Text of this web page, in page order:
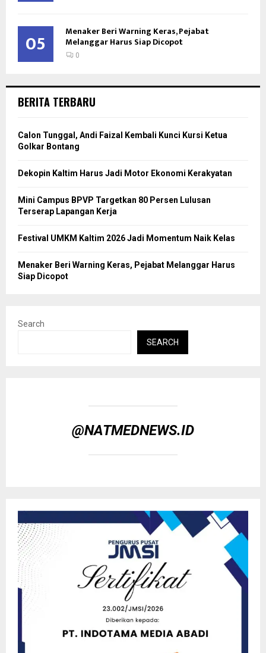
05 Menaker Beri Warning Keras, Pejabat
Melanggar Harus Siap Dicopot
0
BERITA TERBARU
Calon Tunggal, Andi Faizal Kembali Kunci Kursi Ketua
Golkar Bontang
Dekopin Kaltim Harus Jadi Motor Ekonomi Kerakyatan
Mini Campus BPVP Targetkan 80 Persen Lulusan
Terserap Lapangan Kerja
Festival UMKM Kaltim 2026 Jadi Momentum Naik Kelas
Menaker Beri Warning Keras, Pejabat Melanggar Harus
Siap Dicopot
Search
SEARCH
@NATMEDNEWS.ID